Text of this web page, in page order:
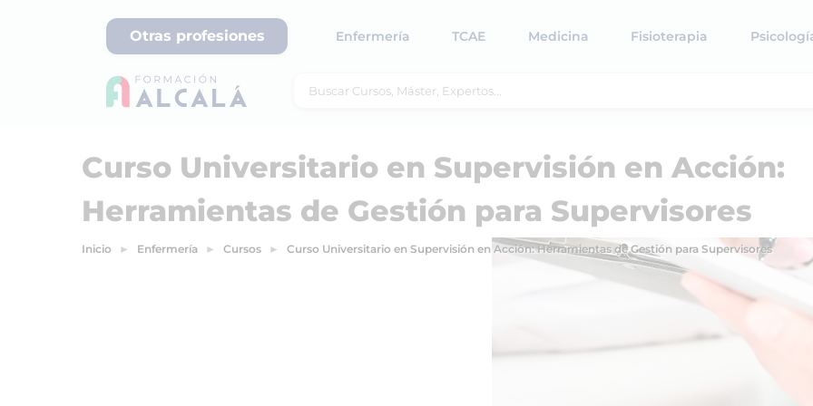
Otras profesiones Enfermería TCAE Medicina Fisioterapia
Curso Universitario en Supervisión en Acción:
Herramientas de Gestión para Supervisores
Inicio Enfermería Cursos Curso Universitario en Supervisión en Acción: Herramientas de Gestión para Supervisores